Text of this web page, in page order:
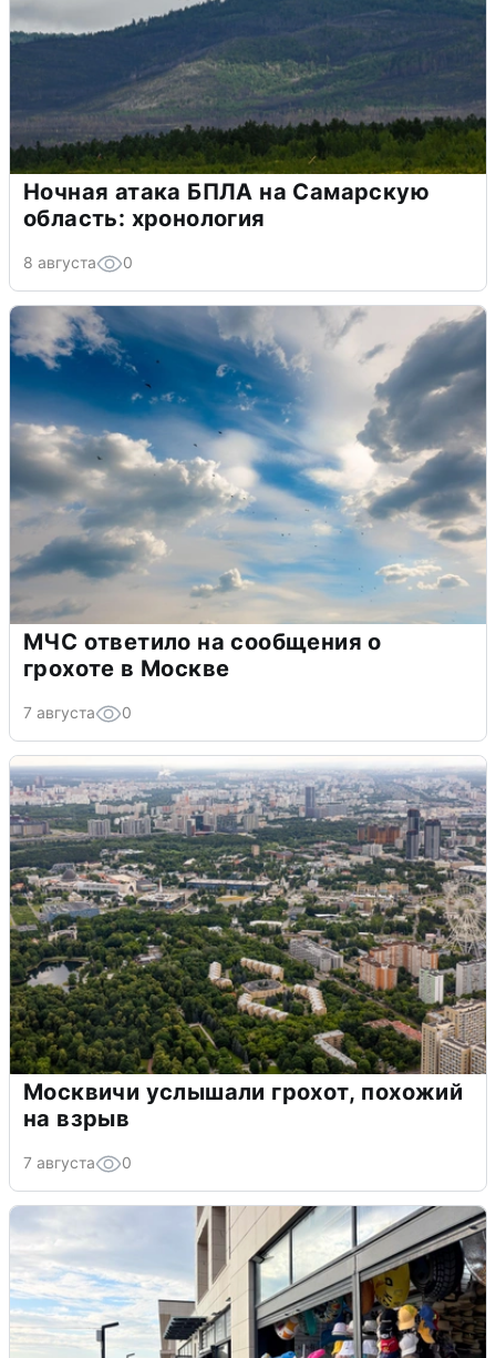
Ночная атака БПЛА на Самарскую
область: хронология
8 августа 0
МЧС ответило на сообщения о
грохоте в Москве
7 августа 0
Москвичи услышали грохот, похожий
на взрыв
7 августа 0